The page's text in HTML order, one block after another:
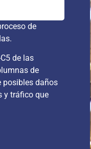
de
de las
de
posibles daños
y tráfico que